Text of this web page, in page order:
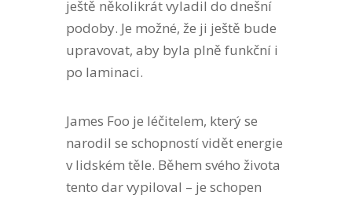
ještě několikrát vyladil do dnešní
podoby. Je možné, že ji ještě bude
upravovat, aby byla plně funkční i
po laminaci.
James Foo je léčitelem, který se
narodil se schopností vidět energie
v lidském těle. Během svého života
tento dar vypiloval – je schopen